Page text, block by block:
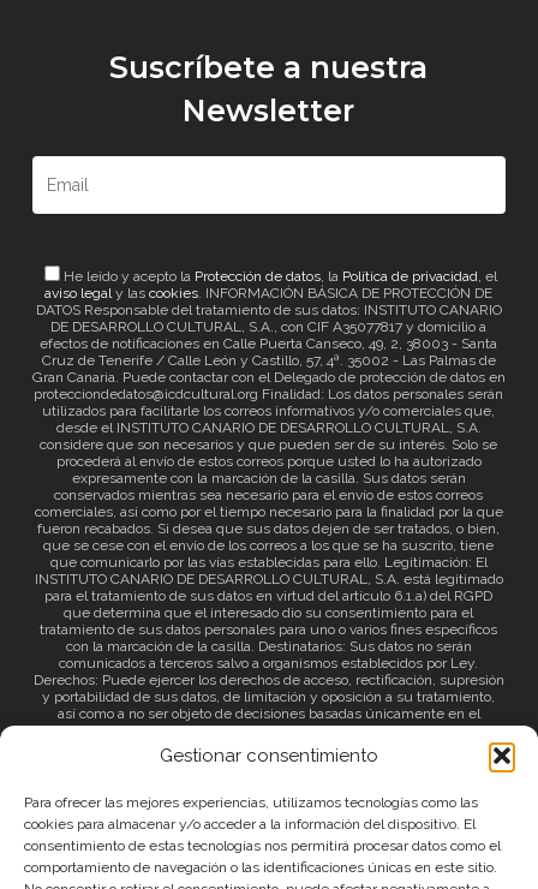
Gestionar consentimiento
Para ofrecer las mejores experiencias, utilizamos tecnologías como las
cookies para almacenar y/o acceder a la información del dispositivo. El
consentimiento de estas tecnologías nos permitirá procesar datos como el
comportamiento de navegación o las identificaciones únicas en este sitio.
Suscríbete a nuestra
Newsletter
He leído y acepto la Protección de datos, la Política de privacidad, el
aviso legaly lascookies. INFORMACIÓN BÁSICA DE PROTECCIÓN DE
DATOS Responsable del tratamiento de sus datos: INSTITUTO CANARIO
DE DESARROLLO CULTURAL, S.A., con CIF A35077817 y domicilio a
efectos de notificaciones en Calle Puerta Canseco, 49, 2, 38003 - Santa
Cruz de Tenerife / Calle León y Castillo, 57, 4ª. 35002 - Las Palmas de
Gran Canaria. Puede contactar con el Delegado de protección de datos en
protecciondedatos@icdcultural.org Finalidad: Los datos personales serán
utilizados para facilitarle los correos informativos y/o comerciales que,
desde el INSTITUTO CANARIO DE DESARROLLO CULTURAL, S.A.
considere que son necesarios y que pueden ser de su interés. Solo se
procederá al envío de estos correos porque usted lo ha autorizado
expresamente con la marcación de la casilla. Sus datos serán
conservados mientras sea necesario para el envío de estos correos
comerciales, así como por el tiempo necesario para la finalidad por la que
fueron recabados. Si desea que sus datos dejen de ser tratados, o bien,
que se cese con el envío de los correos a los que se ha suscrito, tiene
que comunicarlo por las vías establecidas para ello. Legitimación: El
INSTITUTO CANARIO DE DESARROLLO CULTURAL, S.A. está legitimado
para el tratamiento de sus datos en virtud del artículo 6.1.a) del RGPD
que determina que el interesado dio su consentimiento para el
tratamiento de sus datos personales para uno o varios fines específicos
con la marcación de la casilla. Destinatarios: Sus datos no serán
comunicados a terceros salvo a organismos establecidos por Ley.
Derechos: Puede ejercer los derechos de acceso, rectificación, supresión
y portabilidad de sus datos, de limitación y oposición a su tratamiento,
así como a no ser objeto de decisiones basadas únicamente en el
tratamiento automatizado de sus datos y revocar el consentimiento
prestado. Información adicional: Puede consultar la información adicional
a través del siguienteenlace.